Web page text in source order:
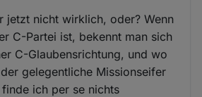
jetzt nicht wirklich, oder? Wenn
C-Partei ist, bekennt man sich
C-Glaubensrichtung, und wo
gelegentliche Missionseifer
ich per se nichts